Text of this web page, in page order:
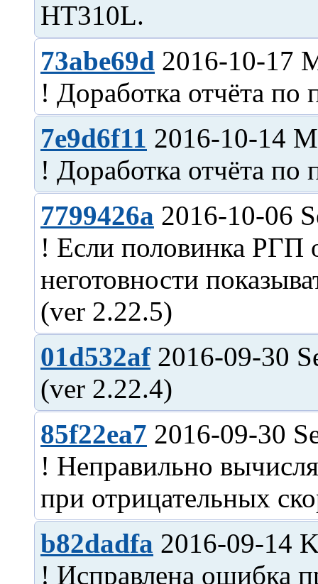
73abe69d 2016-10-17
7e9d6f11 2016-10-14
7799426a 2016-10-06
! Если половинка РГП
неготовности
01d532af2016-09-30
85f22ea7 2016-09-30
! Неправильно
b82dadfa 2016-09-14
! Исправлена ошибка